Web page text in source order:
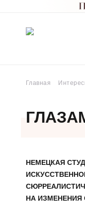
Главная
НЕМЕЦКАЯ
НА ИЗМЕНЕНИЯ